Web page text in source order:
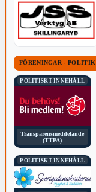
FÖRENINGAR - POLITIK
POLITISKT INNEHÅLL
Transparensmeddelande
(TTPA)
POLITISKT INNEHÅLL